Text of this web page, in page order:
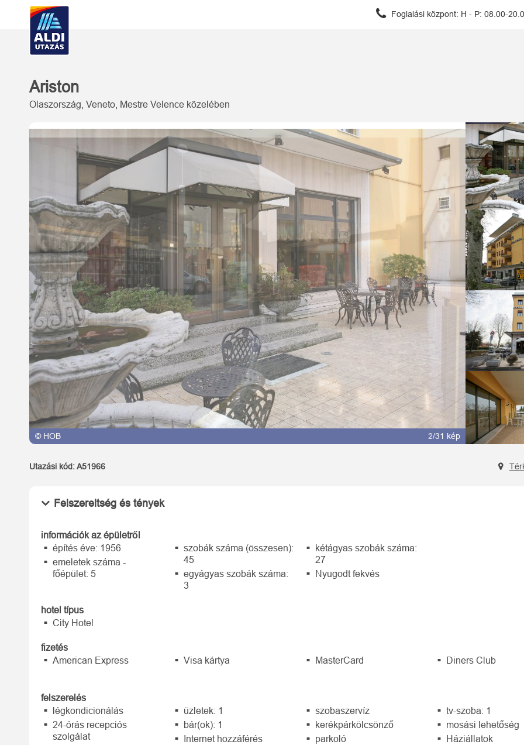
Foglalási központ: H - P: 08.00-
Ariston
Olaszország, Veneto, Mestre Velence közelében
© HOB 2/31 kép
Utazási kód:A51966
Felszereltség és tények
információk az épületről
építés éve: 1956
emeletek száma -
főépület: 5
szobák száma (összesen):
45
egyágyas szobák száma:
3
kétágyas szobák száma:
27
Nyugodt fekvés
hotel típus
City Hotel
fizetés
American Express
Visa kártya MasterCard Diners Club
felszerelés
légkondicionálás
24-órás recepciós
szolgálat
üzletek: 1
bár(ok): 1
Internet hozzáférés
szobaszervíz
kerékpárkölcsönző
parkoló
tv-szoba: 1
mosási lehetőség
Háziállatok